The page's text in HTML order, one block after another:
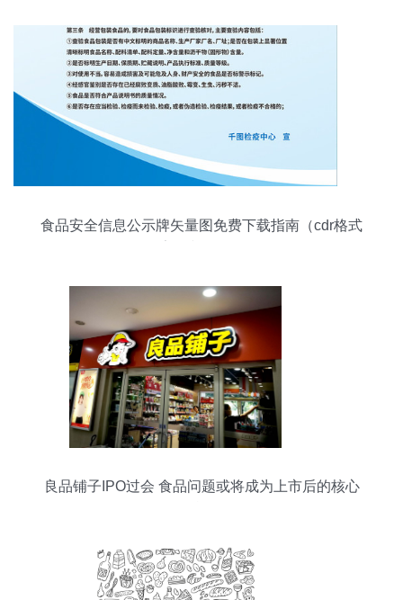
食品安全信息公示牌矢量图免费下载指南（cdr格式
良品铺子IPO过会 食品问题或将成为上市后的核心